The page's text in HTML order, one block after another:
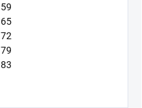
59
65
72
79
83